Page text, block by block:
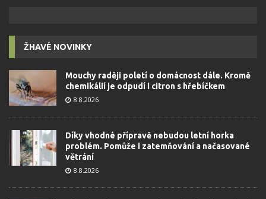
ŽHAVÉ NOVINKY
Mouchy raději poletí o domácnost dále. Kromě
chemikálií je odpudí i citron s hřebíčkem
8.8.2026
Díky vhodné přípravě nebudou letní horka
problém. Pomůže i zatemňování a načasované
větrání
8.8.2026